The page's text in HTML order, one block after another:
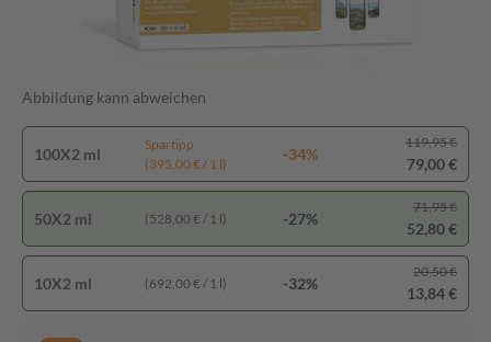
Abbildung kann abweichen
100X2 ml
Spartipp
(395,00 € / 1 l)
-34%
119,95 €
79,00 €
50X2 ml (528,00 € / 1 l) -27%
71,95 €
52,80 €
10X2 ml (692,00 € / 1 l) -32%
20,50 €
13,84 €